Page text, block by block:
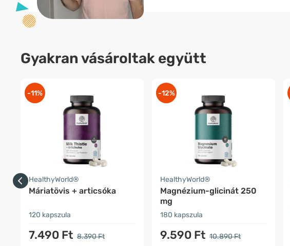
Gyakran vásároltak együtt
-11%
HealthyWorld®
Máriatövis + articsóka
120 kapszula
7.490 Ft 8.390 Ft
-12%
HealthyWorld®
Magnézium-glicinát 250
mg
180 kapszula
9.590 Ft 10.890 Ft